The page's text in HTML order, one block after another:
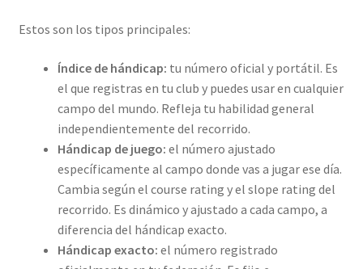
Estos son los tipos principales:
Índice de hándicap: tu número oficial y portátil. Es
el que registras en tu club y puedes usar en cualquier
campo del mundo. Refleja tu habilidad general
independientemente del recorrido.
Hándicap de juego: el número ajustado
específicamente al campo donde vas a jugar ese día.
Cambia según el course rating y el slope rating del
recorrido. Es dinámico y ajustado a cada campo, a
diferencia del hándicap exacto.
Hándicap exacto: el número registrado